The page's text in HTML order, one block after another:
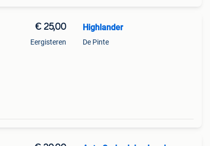
€ 25,00
Eergisteren
Highlander
De Pinte